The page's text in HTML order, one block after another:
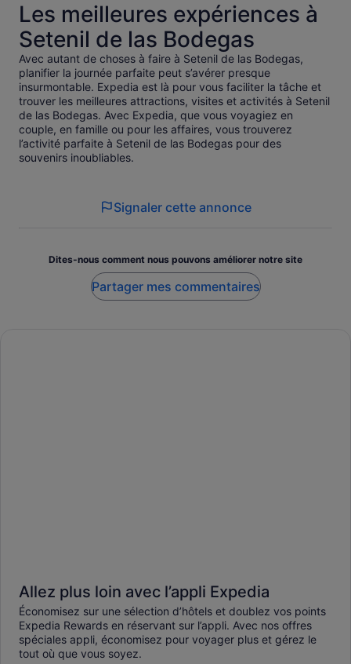
Les meilleures expériences à
Setenil de las Bodegas
Avec autant de choses à faire à Setenil de las Bodegas,
planifier la journée parfaite peut s’avérer presque
insurmontable. Expedia est là pour vous faciliter la tâche et
trouver les meilleures attractions, visites et activités à Setenil
de las Bodegas. Avec Expedia, que vous voyagiez en
couple, en famille ou pour les affaires, vous trouverez
l’activité parfaite à Setenil de las Bodegas pour des
souvenirs inoubliables.
Signaler cette annonce
Dites-nous comment nous pouvons améliorer notre site
Partager mes commentaires
Allez plus loin avec l’appli Expedia
Économisez sur une sélection d’hôtels et doublez vos points
Expedia Rewards en réservant sur l’appli. Avec nos offres
spéciales appli, économisez pour voyager plus et gérez le
tout où que vous soyez.